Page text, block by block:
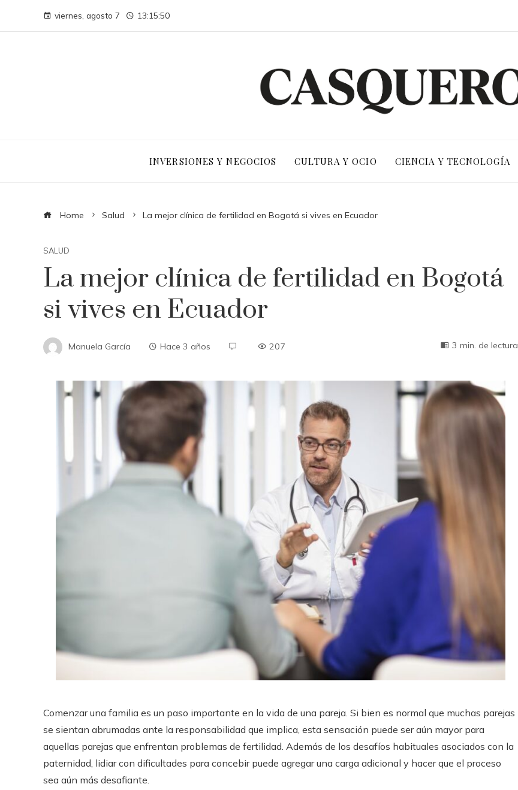
viernes, agosto 7 13:15:51
INVERSIONES Y NEGOCIOS CULTURA Y OCIO CIENCIA Y TECNOLOGÍA
Home Salud La mejor clínica de fertilidad en Bogotá si vives en Ecuador
SALUD
La mejor clínica de fertilidad en Bogotá
si vives en Ecuador
Manuela García Hace 3 años 207 3 min. de lectura
Comenzar una familia es un paso importante en la vida de una pareja. Si bien es normal que muchas parejas
se sientan abrumadas ante la responsabilidad que implica, esta sensación puede ser aún mayor para
aquellas parejas que enfrentan problemas de fertilidad. Además de los desafíos habituales asociados con la
paternidad, lidiar con dificultades para concebir puede agregar una carga adicional y hacer que el proceso
sea aún más desafiante.